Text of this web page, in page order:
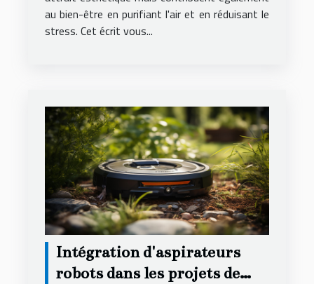
au bien-être en purifiant l'air et en réduisant le
stress. Cet écrit vous...
Intégration d'aspirateurs
robots dans les projets de